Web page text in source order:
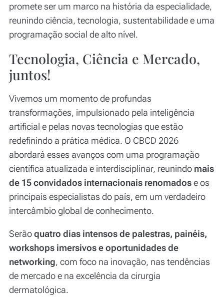
promete ser um marco na história da especialidade,
reunindo ciência, tecnologia, sustentabilidade e uma
programação social de alto nível.
Tecnologia, Ciência e Mercado,
juntos!
Vivemos um momento de profundas
transformações, impulsionado pela inteligência
artificial e pelas novas tecnologias que estão
redefinindo a prática médica. O CBCD 2026
abordará esses avanços com uma programação
científica atualizada e interdisciplinar, reunindo mais
de 15 convidados internacionais renomadose os
principais especialistas do país, em um verdadeiro
intercâmbio global de conhecimento.
Serãoquatro dias intensos de palestras, painéis,
workshops imersivos e oportunidades de
networking, com foco na inovação, nas tendências
de mercado e na excelência da cirurgia
dermatológica.